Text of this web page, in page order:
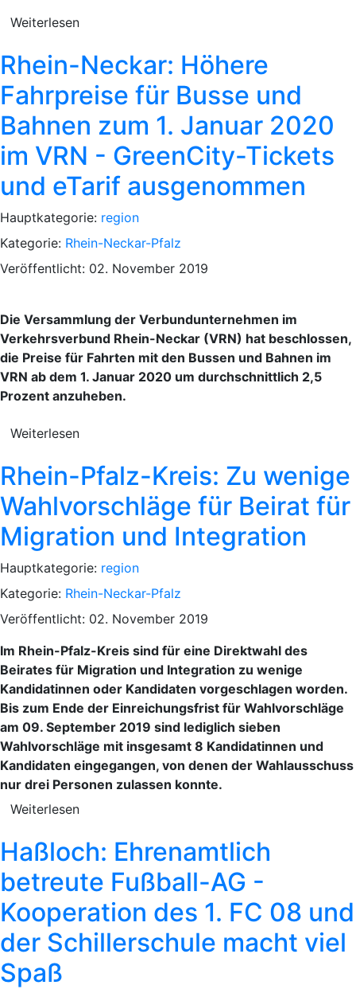
Weiterlesen
Rhein-Neckar: Höhere
Fahrpreise für Busse und
Bahnen zum 1. Januar 2020
im VRN - GreenCity-Tickets
und eTarif ausgenommen
Hauptkategorie: region
Kategorie: Rhein-Neckar-Pfalz
Veröffentlicht: 02. November 2019
Die Versammlung der Verbundunternehmen im
Verkehrsverbund Rhein-Neckar (VRN) hat beschlossen,
die Preise für Fahrten mit den Bussen und Bahnen im
VRN ab dem 1. Januar 2020 um durchschnittlich 2,5
Prozent anzuheben.
Weiterlesen
Rhein-Pfalz-Kreis: Zu wenige
Wahlvorschläge für Beirat für
Migration und Integration
Hauptkategorie: region
Kategorie: Rhein-Neckar-Pfalz
Veröffentlicht: 02. November 2019
Im Rhein-Pfalz-Kreis sind für eine Direktwahl des
Beirates für Migration und Integration zu wenige
Kandidatinnen oder Kandidaten vorgeschlagen worden.
Bis zum Ende der Einreichungsfrist für Wahlvorschläge
am 09. September 2019 sind lediglich sieben
Wahlvorschläge mit insgesamt 8 Kandidatinnen und
Kandidaten eingegangen, von denen der Wahlausschuss
nur drei Personen zulassen konnte.
Weiterlesen
Haßloch: Ehrenamtlich
betreute Fußball-AG -
Kooperation des 1. FC 08 und
der Schillerschule macht viel
Spaß